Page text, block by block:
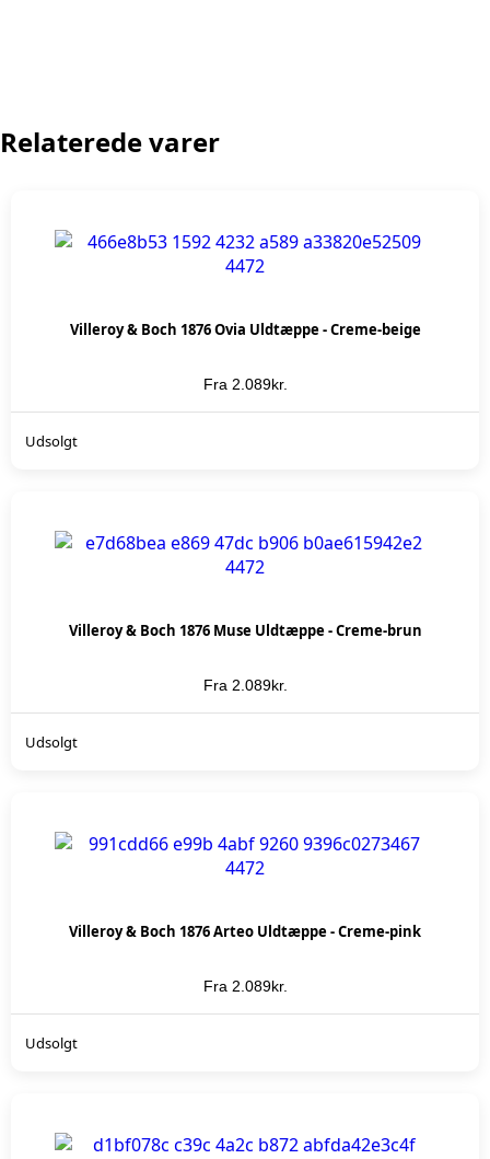
Relaterede varer
Villeroy & Boch 1876 Ovia Uldtæppe - Creme-beige
Fra 2.089kr.
Udsolgt
Villeroy & Boch 1876 Muse Uldtæppe - Creme-brun
Fra 2.089kr.
Udsolgt
Villeroy & Boch 1876 Arteo Uldtæppe - Creme-pink
Fra 2.089kr.
Udsolgt